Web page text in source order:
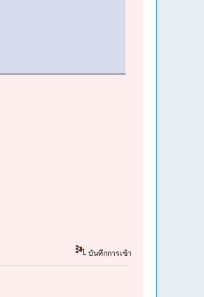
บันทึกการเข้า